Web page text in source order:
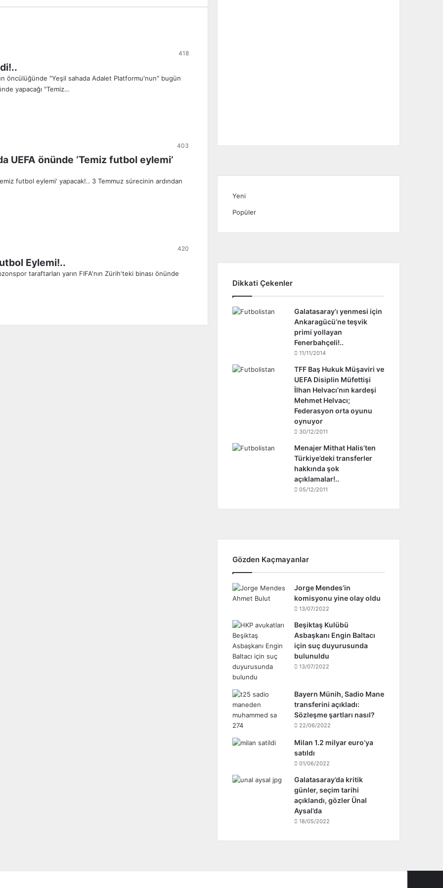
418
öncülüğünde "Yeşil sahada Adalet Platformu'nun" bugün
yapacağı "Temiz…
403
UEFA önünde ‘Temiz futbol eylemi’
futbol eylemi' yapacak!.. 3 Temmuz sürecinin ardından
420
Eylemi!..
taraftarları yarın FIFA'nın Zürih'teki binası önünde
Yeni
Popüler
Dikkati Çekenler
Galatasaray’ı yenmesi için
Ankaragücü’ne teşvik
primi yollayan
Fenerbahçeli!..
11/11/2014
TFF Baş Hukuk Müşaviri ve
UEFA Disiplin Müfettişi
İlhan Helvacı’nın kardeşi
Mehmet Helvacı;
Federasyon orta oyunu
oynuyor
30/12/2011
Menajer Mithat Halis’ten
Türkiye’deki transferler
hakkında şok
açıklamalar!..
05/12/2011
Gözden Kaçmayanlar
Jorge Mendes’in
komisyonu yine olay oldu
13/07/2022
Beşiktaş Kulübü
Asbaşkanı Engin Baltacı
için suç duyurusunda
bulunuldu
13/07/2022
Bayern Münih, Sadio Mane
transferini açıkladı:
Sözleşme şartları nasıl?
22/06/2022
Milan 1.2 milyar euro’ya
satıldı
01/06/2022
Galatasaray’da kritik
günler, seçim tarihi
açıklandı, gözler Ünal
Aysal’da
18/05/2022